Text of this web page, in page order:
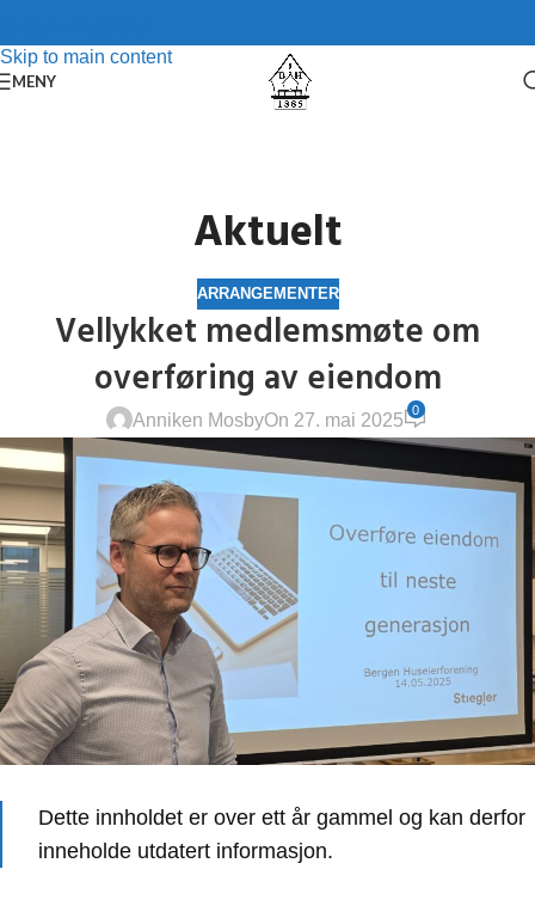
Skip to main content
MENY
Aktuelt
ARRANGEMENTER
Vellykket medlemsmøte om
overføring av eiendom
Anniken MosbyOn 27. mai 2025
0
Dette innholdet er over ett år gammel og kan derfor
inneholde utdatert informasjon.